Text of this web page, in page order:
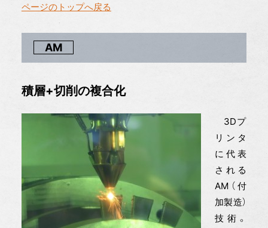
ページのトップへ戻る
AM
積層+切削の複合化
3Dプ
リンタ
に代表
される
AM（付
加製造）
技術。